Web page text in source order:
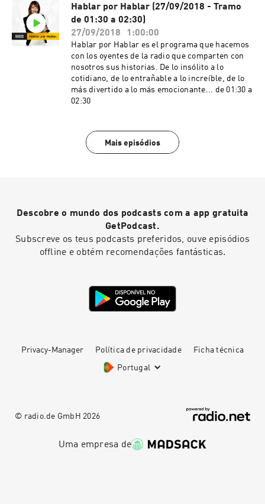
Hablar por Hablar (27/09/2018 - Tramo
de 01:30 a 02:30)
27/09/2018
1:00:00
Hablar por Hablar es el programa que hacemos
con los oyentes de la radio que comparten con
nosotros sus historias. De lo insólito a lo
cotidiano, de lo entrañable a lo increíble, de lo
más divertido a lo más emocionante... de 01:30 a
02:30
Mais episódios
Descobre o mundo dos podcasts com a app gratuita
GetPodcast.
Subscreve os teus podcasts preferidos, ouve episódios
offline e obtém recomendações fantásticas.
Privacy-Manager Política de privacidade Ficha técnica
Portugal
© radio.de GmbH 2026
Uma empresa de